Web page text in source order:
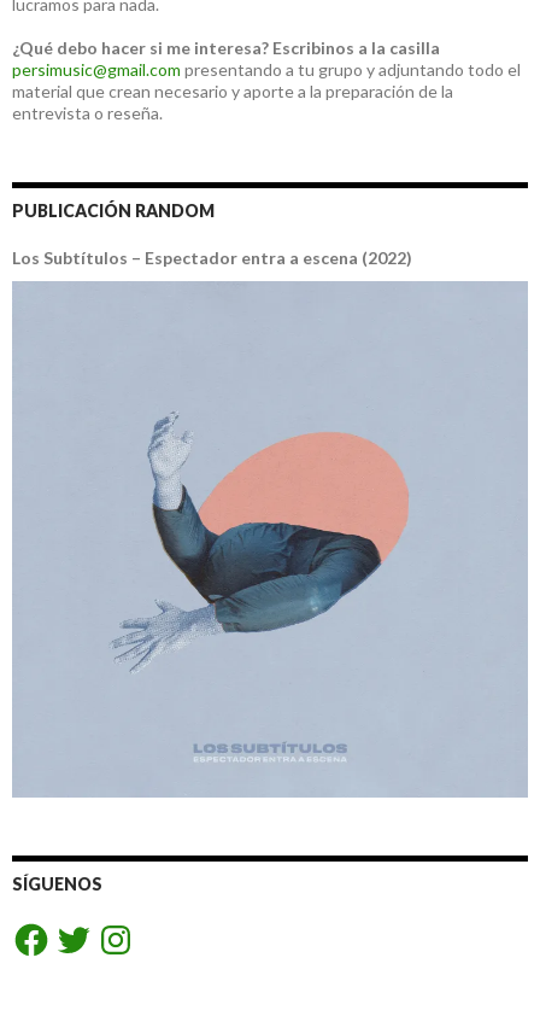
lucramos para nada.
¿Qué debo hacer si me interesa? Escribinos a la casilla
persimusic@gmail.com presentando a tu grupo y adjuntando todo el
material que crean necesario y aporte a la preparación de la
entrevista o reseña.
PUBLICACIÓN RANDOM
Los Subtítulos – Espectador entra a escena (2022)
SÍGUENOS
FacebookTwitterInstagram